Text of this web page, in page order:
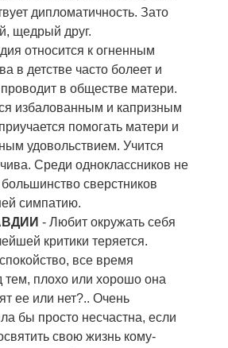
дипломатичность. Зато
щедрый друг.
относится к огненным
в детстве часто болеет и
в обществе матери.
избалованным и капризным
помогать матери и
удовольствием. Учится
Среди одноклассников не
сверстников
симпатию.
- Любит окружать себя
критики теряется.
все время
плохо или хорошо она
ее или нет?.. Очень
бы просто несчастна, если
свою жизнь кому-